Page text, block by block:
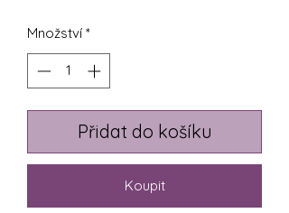
Množství *
Přidat do košíku
Koupit